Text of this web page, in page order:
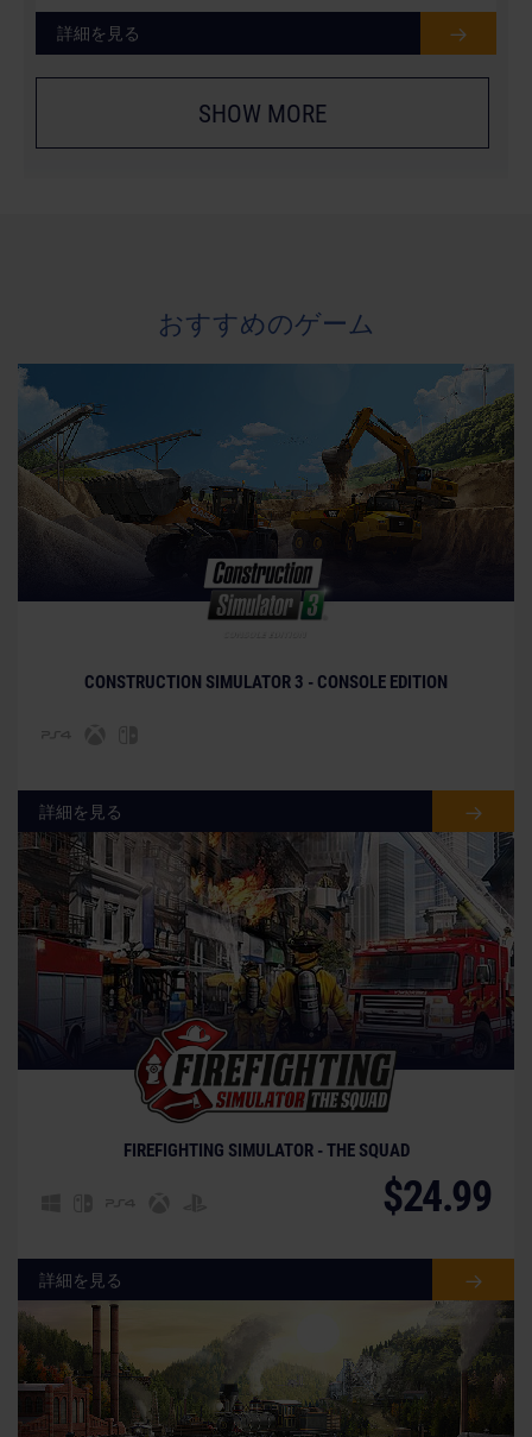
詳細を見る
SHOW MORE
おすすめのゲーム
© [Translate to Japanese:]
CONSTRUCTION SIMULATOR 3 - CONSOLE EDITION
詳細を見る
FIREFIGHTING SIMULATOR - THE SQUAD
$24.99
詳細を見る